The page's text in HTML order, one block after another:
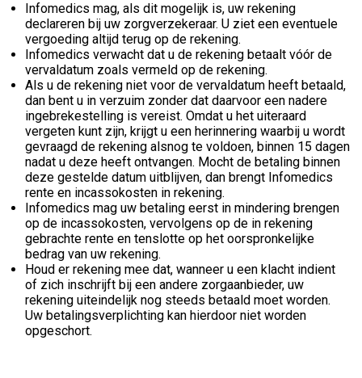
Infomedics mag, als dit mogelijk is, uw rekening
declareren bij uw zorgverzekeraar. U ziet een eventuele
vergoeding altijd terug op de rekening.
Infomedics verwacht dat u de rekening betaalt vóór de
vervaldatum zoals vermeld op de rekening.
Als u de rekening niet voor de vervaldatum heeft betaald,
dan bent u in verzuim zonder dat daarvoor een nadere
ingebrekestelling is vereist. Omdat u het uiteraard
vergeten kunt zijn, krijgt u een herinnering waarbij u wordt
gevraagd de rekening alsnog te voldoen, binnen 15 dagen
nadat u deze heeft ontvangen. Mocht de betaling binnen
deze gestelde datum uitblijven, dan brengt Infomedics
rente en incassokosten in rekening.
Infomedics mag uw betaling eerst in mindering brengen
op de incassokosten, vervolgens op de in rekening
gebrachte rente en tenslotte op het oorspronkelijke
bedrag van uw rekening.
Houd er rekening mee dat, wanneer u een klacht indient
of zich inschrijft bij een andere zorgaanbieder, uw
rekening uiteindelijk nog steeds betaald moet worden.
Uw betalingsverplichting kan hierdoor niet worden
opgeschort.